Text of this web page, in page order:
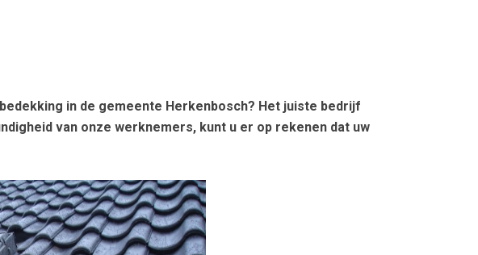
in de gemeente Herkenbosch? Het juiste bedrijf
van onze werknemers, kunt u er op rekenen dat uw